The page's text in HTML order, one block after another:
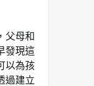
父母和
發現這
以為孩
過建立